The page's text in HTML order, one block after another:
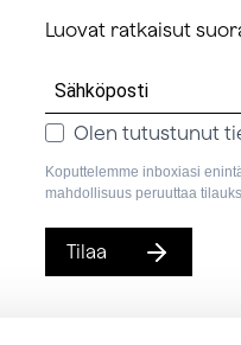
Luovat ratkaisut
Olen tutustunut
Koputtelemme inboxiasi
mahdollisuus peruuttaa
Tilaa